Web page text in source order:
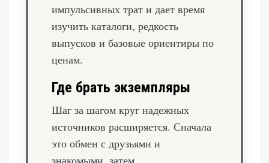
импульсивных трат и дает время
изучить каталоги, редкость
выпусков и базовые ориентиры по
ценам.
Где брать экземпляры
Шаг за шагом круг надежных
источников расширяется. Сначала
это обмен с друзьями и
знакомыми, затем